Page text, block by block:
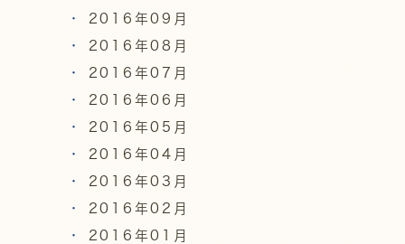
2016年09月
2016年08月
2016年07月
2016年06月
2016年05月
2016年04月
2016年03月
2016年02月
2016年01月